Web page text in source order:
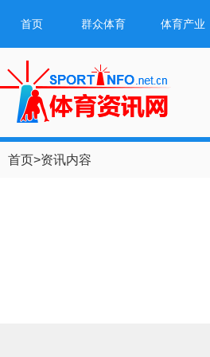
首页 群众体育 体育产业
首页>资讯内容